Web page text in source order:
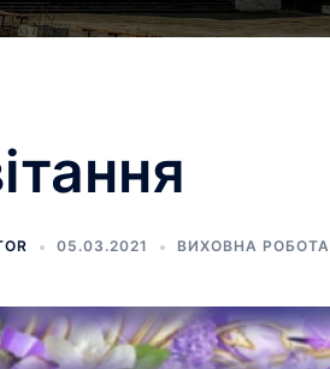
05.03.2021 ВИХОВНА РОБОТА